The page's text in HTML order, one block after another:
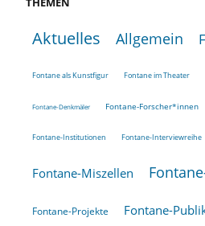
Aktuelles Allgemein
Fontane als Kunstfigur Fontane im Theater
Fontane-Denkmäler Fontane-Forscher*innen
Fontane-Institutionen Fontane-Interviewreihe
Fontane-Miszellen
Fontane-Projekte Fontane-